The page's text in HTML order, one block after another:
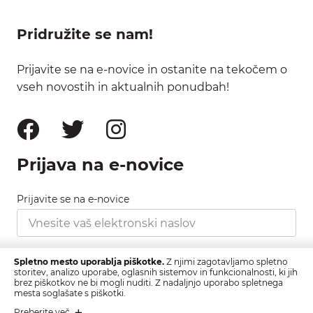
Pridružite se nam!
Prijavite se na e-novice in ostanite na tekočem o
vseh novostih in aktualnih ponudbah!
Prijava na e-novice
Prijavite se na e-novice
Strinjam se s pravilnikom zasebnosti, ki ga najdete
tukaj.
Spletno mesto uporablja piškotke. Z njimi zagotavljamo spletno
storitev, analizo uporabe, oglasnih sistemov in funkcionalnosti, ki jih
brez piškotkov ne bi mogli nuditi. Z nadaljnjo uporabo spletnega
mesta soglašate s piškotki.